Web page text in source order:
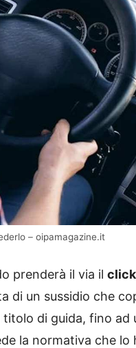
– oipamagazine.it
prenderà il via il
di un sussidio che
di guida, fino ad
la normativa che